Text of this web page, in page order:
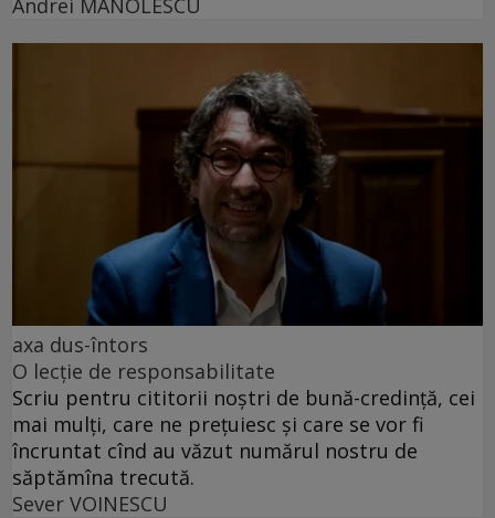
Andrei MANOLESCU
axa dus-întors
O lecție de responsabilitate
Scriu pentru cititorii noștri de bună-credință, cei
mai mulți, care ne prețuiesc și care se vor fi
încruntat cînd au văzut numărul nostru de
săptămîna trecută.
Sever VOINESCU